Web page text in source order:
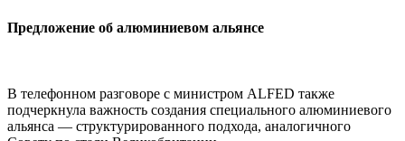
Предложение об алюминиевом альянсе
В телефонном разговоре с министром ALFED также
подчеркнула важность создания специального алюминиевого
альянса — структурированного подхода, аналогичного